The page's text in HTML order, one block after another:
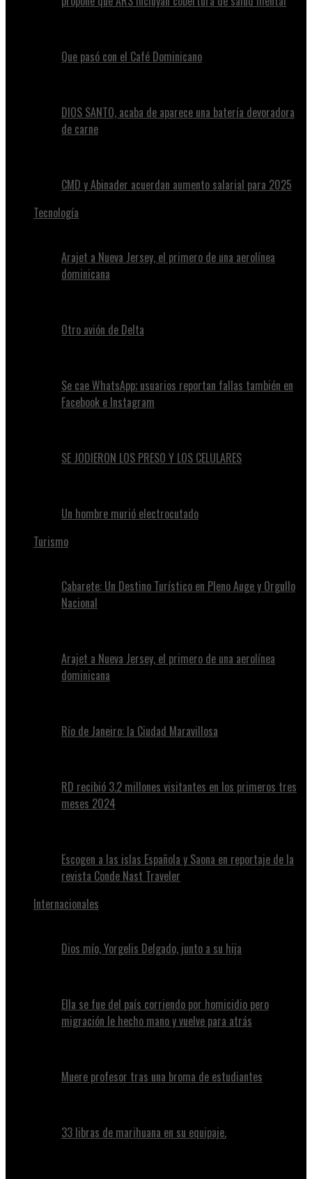
Que pasó con el Café Dominicano
DIOS SANTO, acaba de aparece una batería devoradora
de carne
CMD y Abinader acuerdan aumento salarial para 2025
Tecnología
Arajet a Nueva Jersey, el primero de una aerolínea
dominicana
Otro avión de Delta
Se cae WhatsApp; usuarios reportan fallas también en
Facebook e Instagram
SE JODIERON LOS PRESO Y LOS CELULARES
Un hombre murió electrocutado
Turismo
Cabarete: Un Destino Turístico en Pleno Auge y Orgullo
Nacional
Arajet a Nueva Jersey, el primero de una aerolínea
dominicana
Río de Janeiro: la Ciudad Maravillosa
RD recibió 3.2 millones visitantes en los primeros tres
meses 2024
Escogen a las islas Española y Saona en reportaje de la
revista Conde Nast Traveler
Internacionales
Dios mío, Yorgelis Delgado, junto a su hija
Ella se fue del país corriendo por homicidio pero
migración le hecho mano y vuelve para atrás
Muere profesor tras una broma de estudiantes
33 libras de marihuana en su equipaje.